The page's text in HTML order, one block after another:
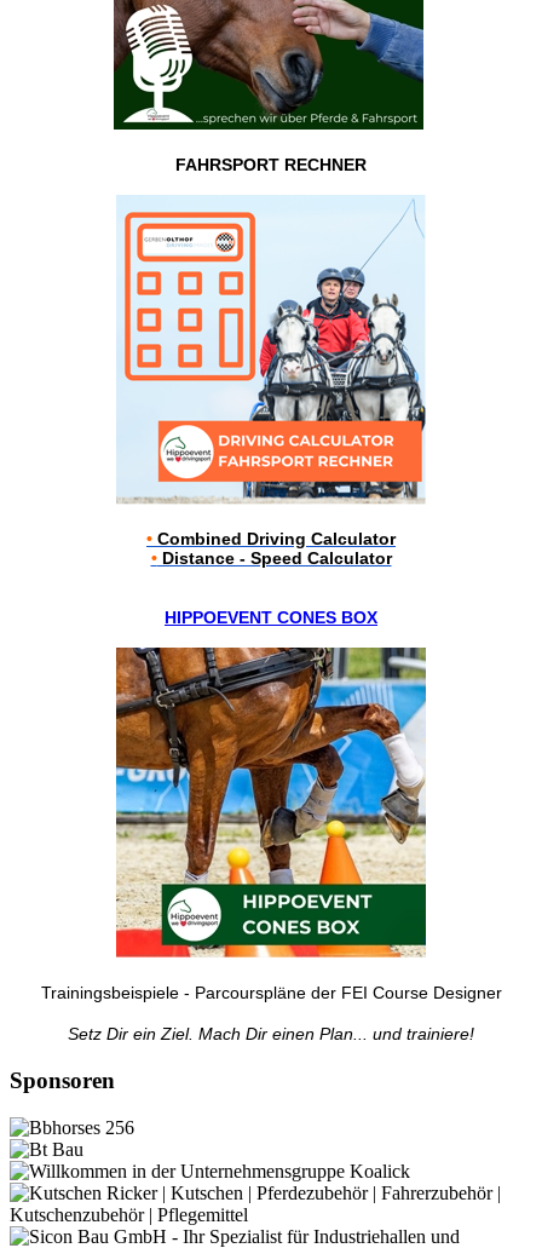
FAHRSPORT RECHNER
• Combined Driving Calculator
•Distance - Speed Calculator
HIPPOEVENT CONES BOX
Trainingsbeispiele - Parcourspläne der FEI Course Designer
Setz Dir ein Ziel. Mach Dir einen Plan... und trainiere!
Sponsoren